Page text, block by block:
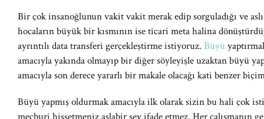
Bir çok insanoğlunun vakit vakit merak edip sorguladığı ve
hocaların büyük bir kısmının ise ticari meta halina
ayrıntılı data transferi gerçekleştirme istiyoruz. Büyü
amacıyla yakında olmayıp bir diğer söyleyişle uzaktan büyü
amacıyla son derece yararlı bir makale olacağı kati benzer
Büyü yapmış oldurmak amacıyla ilk olarak sizin bu hali çok